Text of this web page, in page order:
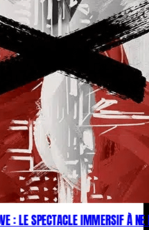
: LE SPECTACLE IMMERSIF À